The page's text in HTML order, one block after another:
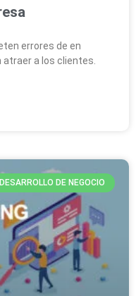
errores de en
atraer a los clientes.
DESARROLLO DE NEGOCIO